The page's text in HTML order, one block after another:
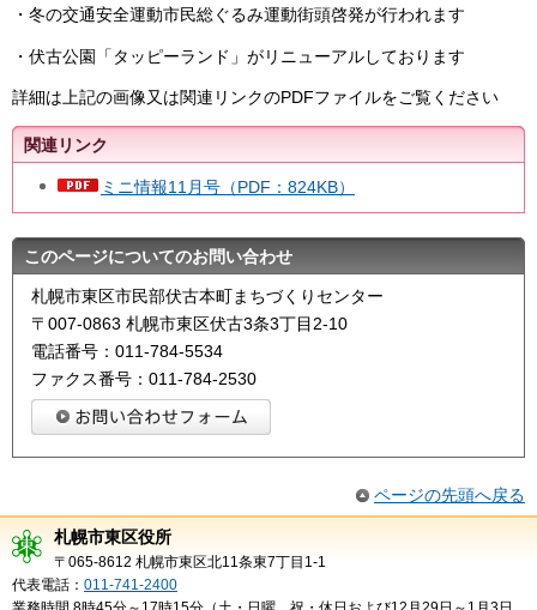
・冬の交通安全運動市民総ぐるみ運動街頭啓発が行われます
・伏古公園「タッピーランド」がリニューアルしております
詳細は上記の画像又は関連リンクのPDFファイルをご覧ください
関連リンク
ミニ情報11月号（PDF：824KB）
このページについてのお問い合わせ
札幌市東区市民部伏古本町まちづくりセンター
〒007-0863 札幌市東区伏古3条3丁目2-10
電話番号：011-784-5534
ファクス番号：011-784-2530
ページの先頭へ戻る
札幌市東区役所
〒065-8612 札幌市東区北11条東7丁目1-1
代表電話： 011-741-2400